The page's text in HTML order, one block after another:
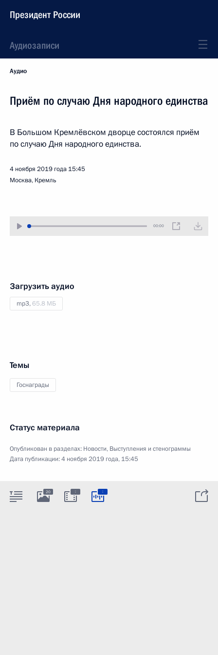
Президент России
Аудиозаписи
Аудио
Приём по случаю Дня народного единства
В Большом Кремлёвском дворце состоялся приём
по случаю Дня народного единства.
4 ноября 2019 года 15:45
Москва, Кремль
00:00
Загрузить аудио
mp3,65.8 МБ
Темы
Госнаграды
Статус материала
Опубликован в разделах: Новости, Выступления и стенограммы
Дата публикации:4 ноября 2019 года, 15:45
20 : :